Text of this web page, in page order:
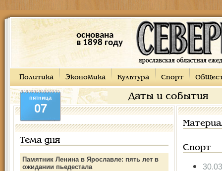
основана
в 1898 году
Политика Экономика Культура Спорт
Даты и события
пятница
07
Тема дня
Памятник Ленина в Ярославле: пять лет в
ожидании пьедестала
Спорт